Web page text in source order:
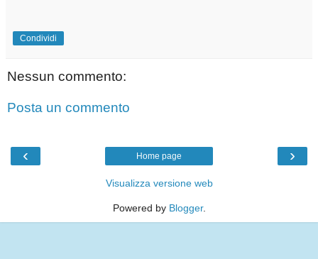
Condividi
Nessun commento:
Posta un commento
‹ ›
Home page
Visualizza versione web
Powered by Blogger.